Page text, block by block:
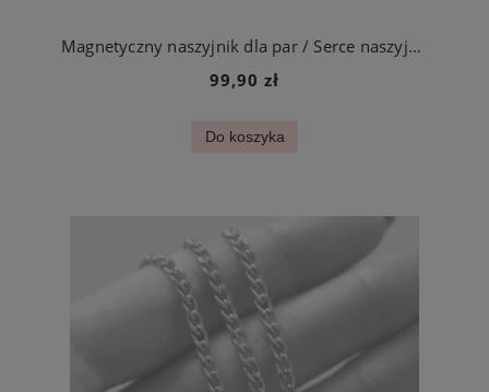
Magnetyczny naszyjnik dla par / Serce naszyjnik z magnesem
99,90 zł
Do koszyka